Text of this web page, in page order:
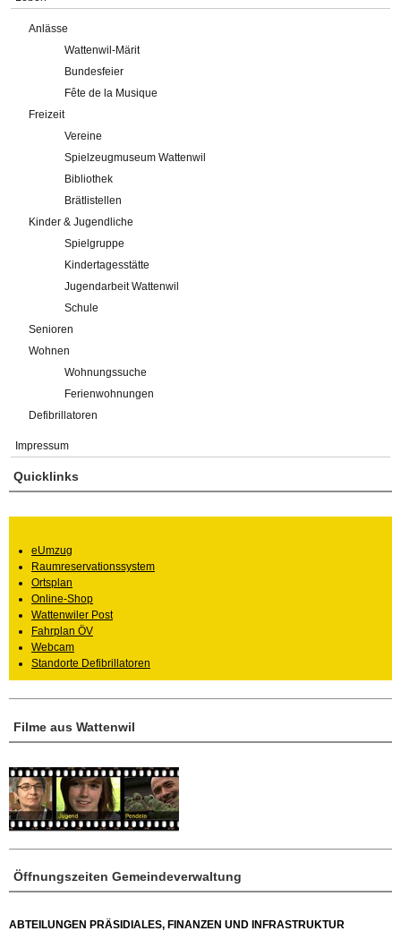
Anlässe
Wattenwil-Märit
Bundesfeier
Fête de la Musique
Freizeit
Vereine
Spielzeugmuseum Wattenwil
Bibliothek
Brätlistellen
Kinder & Jugendliche
Spielgruppe
Kindertagesstätte
Jugendarbeit Wattenwil
Schule
Senioren
Wohnen
Wohnungssuche
Ferienwohnungen
Defibrillatoren
Impressum
Öffnungszeiten Gemeindeverwaltung
ABTEILUNGEN PRÄSIDIALES, FINANZEN UND INFRASTRUKTUR
Filme aus Wattenwil
Quicklinks
eUmzug
Raumreservationssystem
Ortsplan
Online-Shop
Wattenwiler Post
Fahrplan ÖV
Webcam
Standorte Defibrillatoren